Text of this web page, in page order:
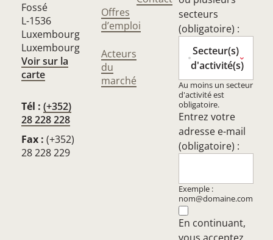
Fossé
L-1536
Luxembourg
Luxembourg
Voir sur la
carte
Tél : (+352)
28 228 228
Fax : (+352)
28 228 229
Offres
d’emploi
Acteurs
du
marché
secteurs
(obligatoire) :
Secteur(s)
d'activité(s)
Au moins un secteur
d'activité est
obligatoire.
Entrez votre
adresse e-mail
(obligatoire) :
Exemple :
nom@domaine.com
En continuant,